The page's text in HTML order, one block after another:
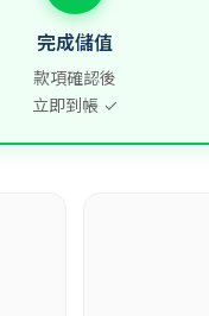
完成儲值
款項確認後
立即到帳 ✓